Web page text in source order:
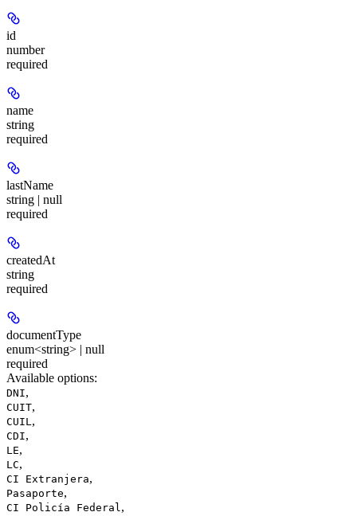
id
number
required
name
string
required
lastName
string | null
required
createdAt
string
required
documentType
enum<string> | null
required
Available options:
DNI,
CUIT,
CUIL ,
CDI,
LE,
LC,
CI Extranjera,
Pasaporte,
CI Policía Federal ,